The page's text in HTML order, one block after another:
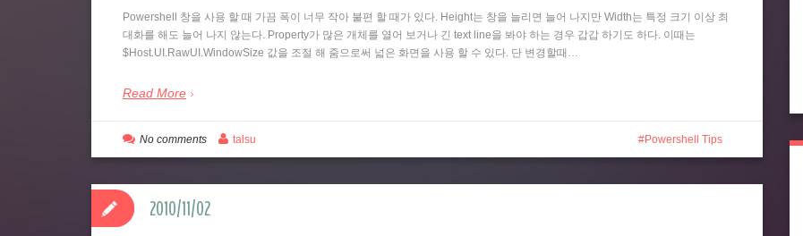
Powershell 창을 사용 할 때 가끔 폭이 너무 작아 불편 할 때가 있다. Height는 창을 늘리면 늘어 나지만 Width는 특정 크기 이상 최
대화를 해도 늘어 나지 않는다. Property가 많은 개체를 열어 보거나 긴 text line을 봐야 하는 경우 갑갑 하기도 하다. 이때는
$Host.UI.RawUI.WindowSize 값을 조절 해 줌으로써 넓은 화면을 사용 할 수 있다. 단 변경할때…
Read More
Powershell Tips
No comments talsu
2010/11/02